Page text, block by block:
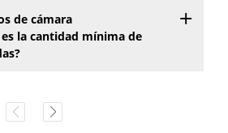
de cámara
la cantidad mínima de